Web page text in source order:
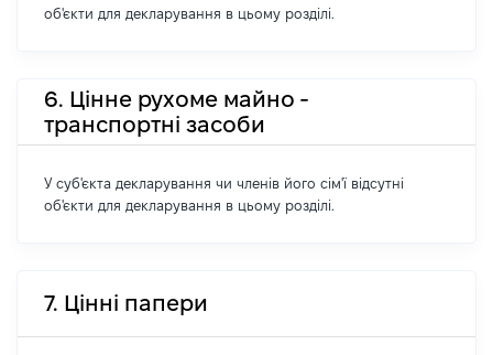
об'єкти для декларування в цьому розділі.
6. Цінне рухоме майно -
транспортні засоби
У суб'єкта декларування чи членів його сім'ї відсутні
об'єкти для декларування в цьому розділі.
7. Цінні папери